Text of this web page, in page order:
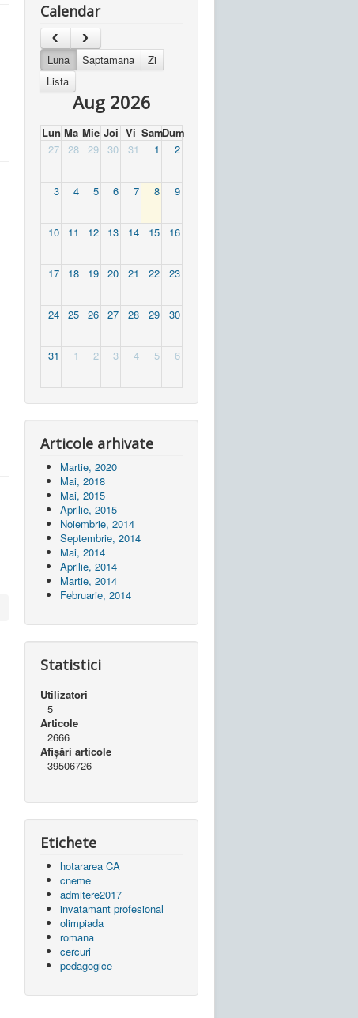
Calendar
Luna Saptamana
Zi
Lista
Aug 2026
Lun Ma Mie Joi Vi SamDum
27
28 29 30 31 1 2
3 4 5 6 7 8 9
10 11 12 13 14 15 16
17 18 19 20 21 22 23
24 25 26 27 28 29 30
31 1 2 3 4 5 6
Articole arhivate
Martie, 2020
Mai, 2018
Mai, 2015
Aprilie, 2015
Noiembrie, 2014
Septembrie, 2014
Mai, 2014
Aprilie, 2014
Martie, 2014
Februarie, 2014
Statistici
Utilizatori
5
Articole
2666
Afișări articole
39506726
Etichete
hotararea CA
cneme
admitere2017
invatamant profesional
olimpiada
romana
cercuri
pedagogice